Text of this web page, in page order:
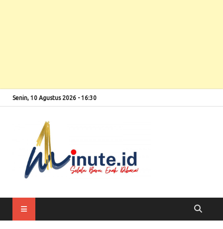
Senin, 10 Agustus 2026 - 16:30